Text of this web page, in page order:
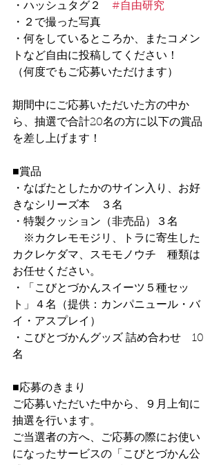
・ハッシュタグ２ #自由研究
・２で撮った写真
・何をしているところか、またコメン
トなど自由に投稿してください！
（何度でもご応募いただけます）
期間中にご応募いただいた方の中か
ら、抽選で合計20名の方に以下の賞品
を差し上げます！
■賞品
・なばたとしたかのサイン入り、お好
きなシリーズ本　３名
・特製クッション（非売品）３名
※カクレモモジリ、トラに寄生した
カクレケダマ、スモモノウチ　種類は
お任せください。
・「こびとづかんスイーツ５種セッ
ト」４名（提供：カンパニュール・バ
イ・アスプレイ）
・こびとづかんグッズ 詰め合わせ　10
名
■応募のきまり
ご応募いただいた中から、９月上旬に
抽選を行います。
ご当選者の方へ、ご応募の際にお使い
になったサービスの「こびとづかん公